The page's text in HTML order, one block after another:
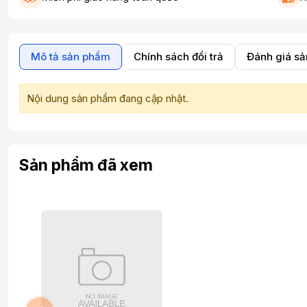
Mô tả sản phẩm Chính sách đổi trả Đánh giá
Nội dung sản phẩm đang cập nhật.
Sản phẩm đã xem